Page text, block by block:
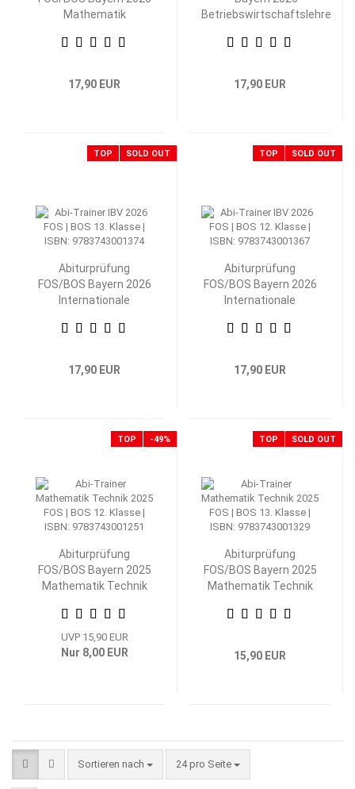
Mathematik
Klasse
17,90 EUR
Betriebswirtschaftslehre
Klasse
17,90 EUR
TOP SOLD OUT
Abiturprüfung
FOS/BOS Bayern 2026
Internationale
Volkswirtschaftslehre
17,90 EUR
TOP SOLD OUT
Abiturprüfung
FOS/BOS Bayern 2026
Internationale
Volkswirtschaftslehre
17,90 EUR
TOP -49%
Abiturprüfung
FOS/BOS Bayern 2025
Mathematik Technik
UVP 15,90 EUR
Nur 8,00 EUR
TOP SOLD OUT
Abiturprüfung
FOS/BOS Bayern 2025
Mathematik Technik
15,90 EUR
Sortieren nach
Sortieren nach 24 pro Seite
pro Seite